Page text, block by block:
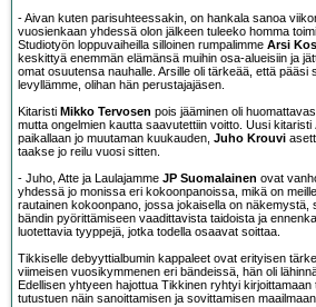
- Aivan kuten parisuhteessakin, on hankala sanoa
vuosienkaan yhdessä olon jälkeen tuleeko homma
Studiotyön loppuvaiheilla silloinen rumpalimme Arsi
keskittyä enemmän elämänsä muihin osa-alueisiin ja
omat osuutensa nauhalle. Arsille oli tärkeää, että pääsi
levyllämme, olihan hän perustajajäsen.
Kitaristi Mikko Tervosen pois jääminen oli
mutta ongelmien kautta saavutettiin voitto. Uusi kitaristi
paikallaan jo muutaman kuukauden, Juho Krouvi
taakse jo reilu vuosi sitten.
- Juho, Atte ja Laulajamme JP Suomalainen ovat
yhdessä jo monissa eri kokoonpanoissa, mikä on
rautainen kokoonpano, jossa jokaisella on
bändin pyörittämiseen vaadittavista taidoista ja
luotettavia tyyppejä, jotka todella osaavat soittaa.
Tikkiselle debyyttialbumin kappaleet ovat erityisen
viimeisen vuosikymmenen eri bändeissä, hän oli
Edellisen yhtyeen hajottua Tikkinen ryhtyi kirjoittamaan
tutustuen näin sanoittamisen ja sovittamisen